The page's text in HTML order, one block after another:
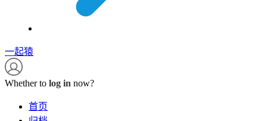
一起猿
Whether to log in now?
首页